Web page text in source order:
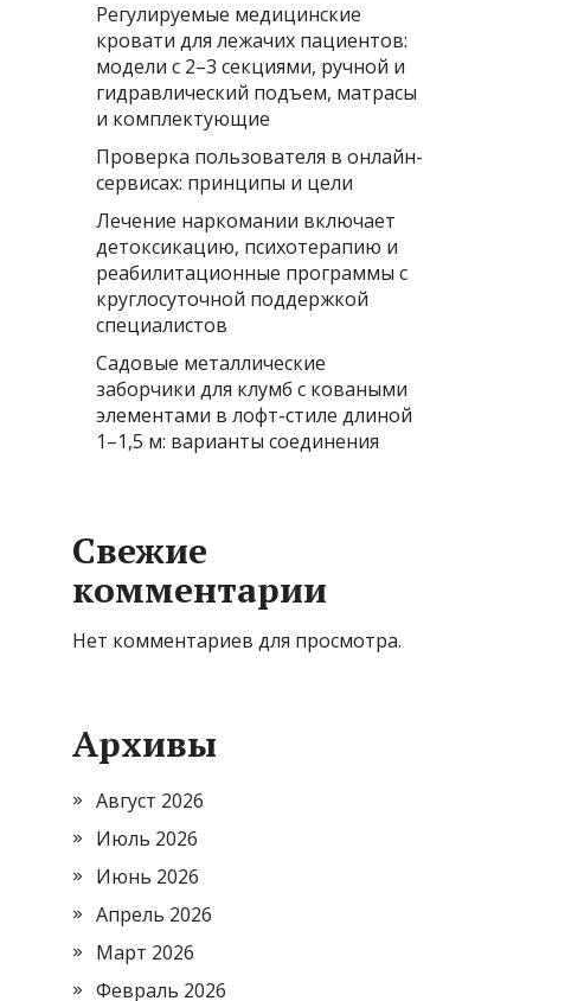
Регулируемые медицинские
кровати для лежачих пациентов:
модели с 2–3 секциями, ручной и
гидравлический подъем, матрасы
и комплектующие
Проверка пользователя в онлайн-
сервисах: принципы и цели
Лечение наркомании включает
детоксикацию, психотерапию и
реабилитационные программы с
круглосуточной поддержкой
специалистов
Садовые металлические
заборчики для клумб с коваными
элементами в лофт-стиле длиной
1–1,5 м: варианты соединения
Свежие
комментарии
Нет комментариев для просмотра.
Архивы
Август 2026
Июль 2026
Июнь 2026
Апрель 2026
Март 2026
Февраль 2026